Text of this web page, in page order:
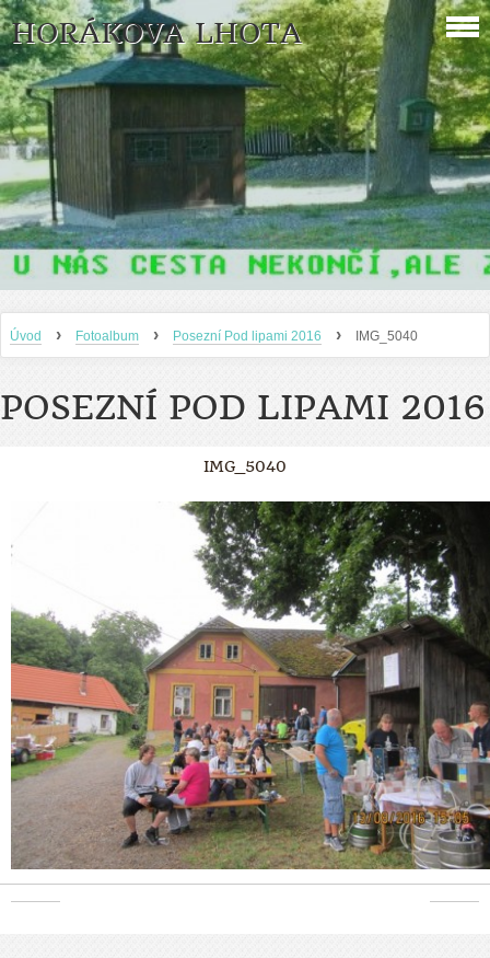
HORÁKOVA LHOTA
Úvod › Fotoalbum › Posezní Pod lipami 2016 › IMG_5040
POSEZNÍ POD LIPAMI 2016
IMG_5040